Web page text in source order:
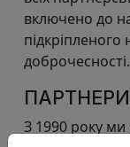
включено до
доброчесності.
ПАРТНЕРИ
З 1990 року ми